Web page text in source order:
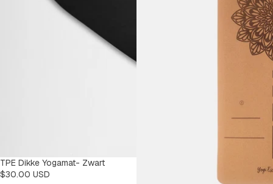
TPE Dikke Yogamat- Zwart
$30.00 USD